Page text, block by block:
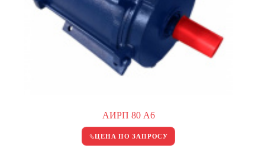
АИРП 80 А6
ЦЕНА ПО ЗАПРОСУ